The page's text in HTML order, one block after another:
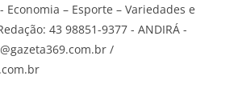
– Esporte – Variedades e
43 98851-9377 - ANDIRÁ -
/